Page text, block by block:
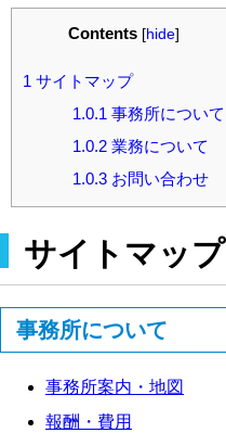
Contents [hide]
1 サイトマップ
1.0.1 事務所について
1.0.2業務について
1.0.3お問い合わせ
サイトマップ
事務所について
事務所案内・地図
報酬・費用